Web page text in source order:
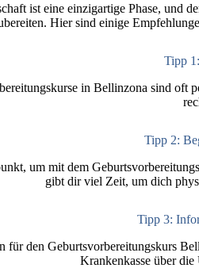
ist eine einzigartige Phase, und
Hier sind einige
Tipp
in Bellinzona sind oft
Tipp 2:
um mit dem
gibt dir viel Zeit, um dich
Tipp 3:
für den Geburtsvorbereitungskurs
Krankenkasse über